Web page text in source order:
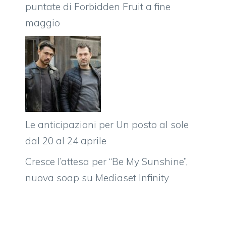
puntate di Forbidden Fruit a fine
maggio
Le anticipazioni per Un posto al sole
dal 20 al 24 aprile
Cresce l’attesa per “Be My Sunshine”,
nuova soap su Mediaset Infinity